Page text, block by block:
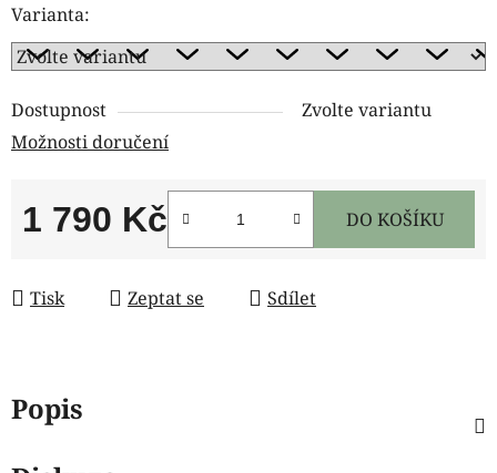
Varianta:
Dostupnost
Zvolte variantu
Možnosti doručení
1 790 Kč DO KOŠÍKU
Tisk Zeptat se Sdílet
Popis